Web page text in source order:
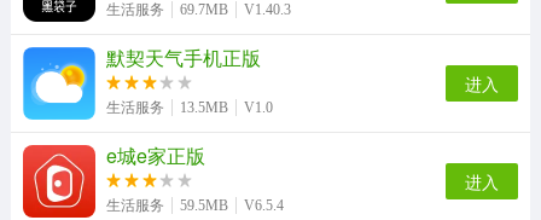
生活服务 69.7MB V1.40.3
默契天气手机正版
生活服务 13.5MB V1.0
进入
e城e家正版
生活服务 59.5MB V6.5.4
进入